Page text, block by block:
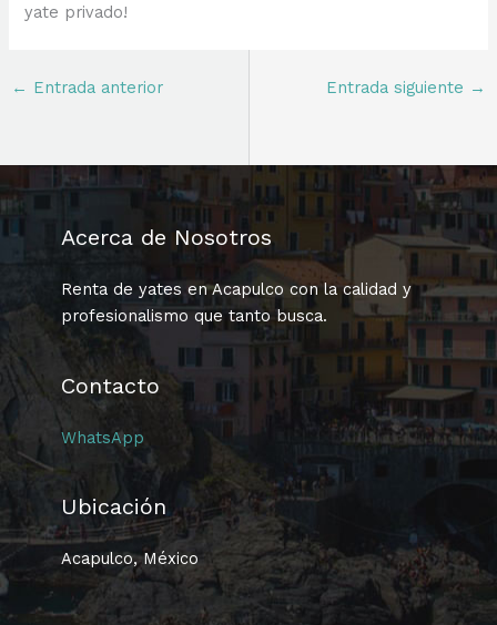
yate privado!
← Entrada anterior Entrada siguiente →
Acerca de Nosotros
Renta de yates en Acapulco con la calidad y
profesionalismo que tanto busca.
Contacto
WhatsApp
Ubicación
Acapulco, México